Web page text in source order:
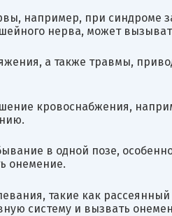
например, при синдроме
нерва, может
а также травмы,
кровоснабжения,
в одной позе,
онемение.
такие как
систему и вызвать